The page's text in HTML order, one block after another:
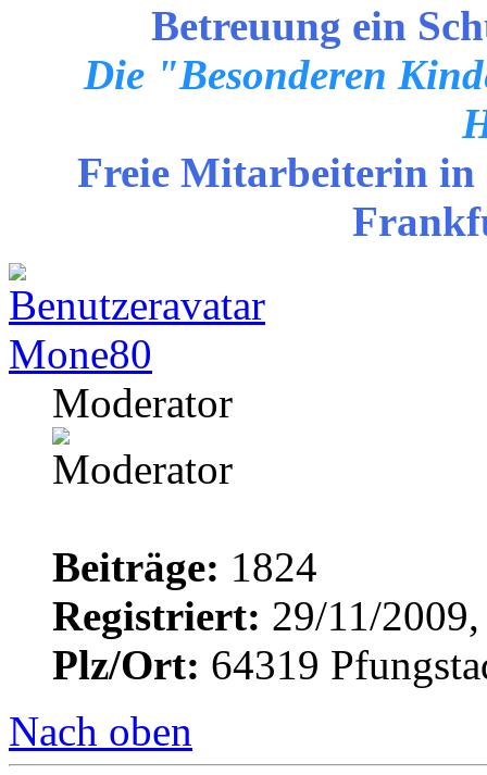
Betreuung ein
Die "Besonderen
Freie Mitarbeiterin in
Mone80
Moderator
Beiträge: 1824
Registriert: 29/11/
Plz/Ort: 64319
Nach oben